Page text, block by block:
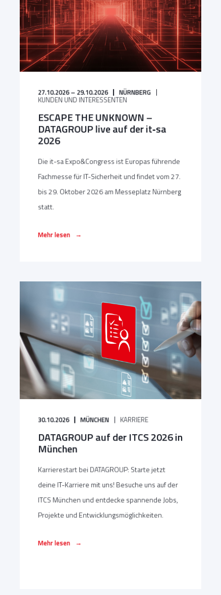
27.10.2026 – 29.10.2026 NÜRNBERG
KUNDEN UND INTERESSENTEN
ESCAPE THE UNKNOWN –
DATAGROUP live auf der it‑sa
2026
Die it-sa Expo&Congress ist Europas führende
Fachmesse für IT-Sicherheit und findet vom 27.
bis 29. Oktober 2026 am Messeplatz Nürnberg
statt.
Mehr lesen →
30.10.2026 MÜNCHEN KARRIERE
DATAGROUP auf der ITCS 2026 in
München
Karrierestart bei DATAGROUP: Starte jetzt
deine IT-Karriere mit uns! Besuche uns auf der
ITCS München und entdecke spannende Jobs,
Projekte und Entwicklungsmöglichkeiten.
Mehr lesen →